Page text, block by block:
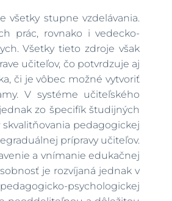
všetky stupne vzdelávania.
prác, rovnako i vedecko-
Všetky tieto zdroje však
učiteľov, čo potvrdzuje aj
či je vôbec možné vytvoriť
V systéme učiteľského
zo špecifík študijných
pedagogickej
prípravy učiteľov.
a vnímanie edukačnej
je rozvíjaná jednak v
psychologickej